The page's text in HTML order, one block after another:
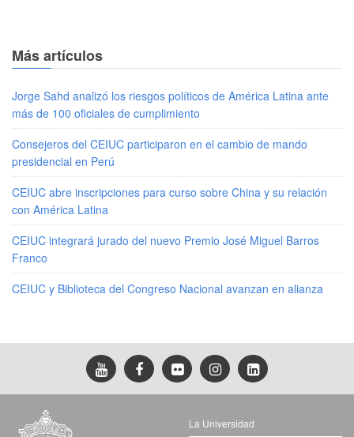
Más artículos
Jorge Sahd analizó los riesgos políticos de América Latina ante
más de 100 oficiales de cumplimiento
Consejeros del CEIUC participaron en el cambio de mando
presidencial en Perú
CEIUC abre inscripciones para curso sobre China y su relación
con América Latina
CEIUC integrará jurado del nuevo Premio José Miguel Barros
Franco
CEIUC y Biblioteca del Congreso Nacional avanzan en alianza
La Universidad